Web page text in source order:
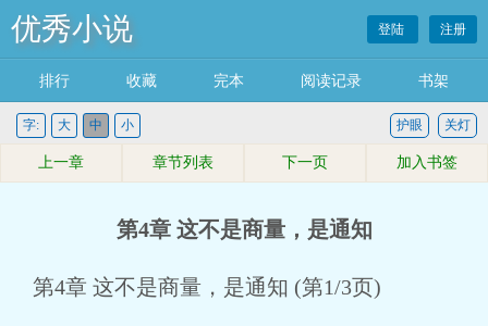
优秀小说 登陆 注册
排行 收藏 完本 阅读记录 书架
字: 大 中 小 关灯
护眼
上一章 章节列表 下一页 加入书签
第4章 这不是商量，是通知
第4章 这不是商量，是通知 (第1/3页)